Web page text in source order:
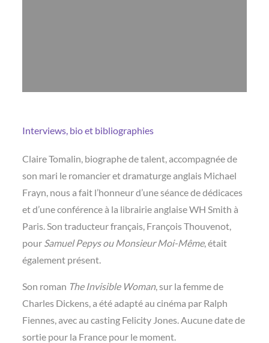
Interviews, bio et bibliographies
Claire Tomalin, biographe de talent, accompagnée de
son mari le romancier et dramaturge anglais Michael
Frayn, nous a fait l’honneur d’une séance de dédicaces
et d’une conférence à la librairie anglaise WH Smith à
Paris. Son traducteur français, François Thouvenot,
pour Samuel Pepys ou Monsieur Moi-Même, était
également présent.
Son roman The Invisible Woman, sur la femme de
Charles Dickens, a été adapté au cinéma par Ralph
Fiennes, avec au casting Felicity Jones. Aucune date de
sortie pour la France pour le moment.